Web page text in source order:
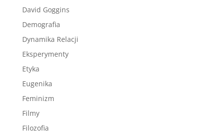
David Goggins
Demografia
Dynamika Relacji
Eksperymenty
Etyka
Eugenika
Feminizm
Filmy
Filozofia